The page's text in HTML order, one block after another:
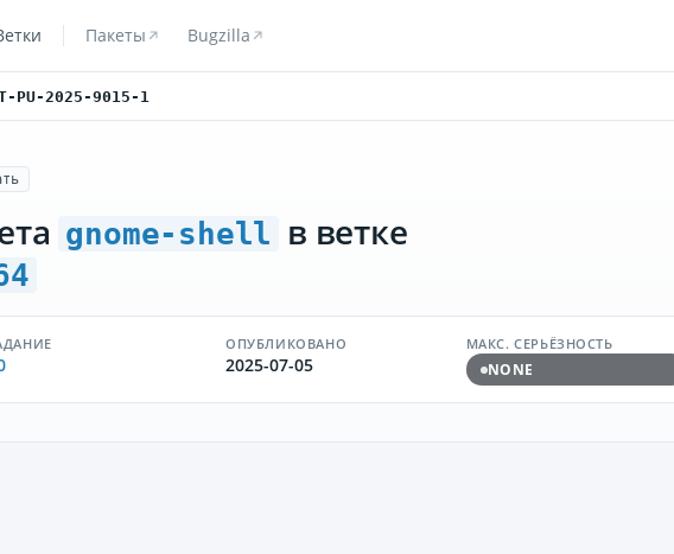
Пакеты Bugzilla
PU-2025-9015-1
gnome-shell в ветке
ОПУБЛИКОВАНО
2025-07-05
МАКС. СЕРЬЁЗНОСТЬ
NONE